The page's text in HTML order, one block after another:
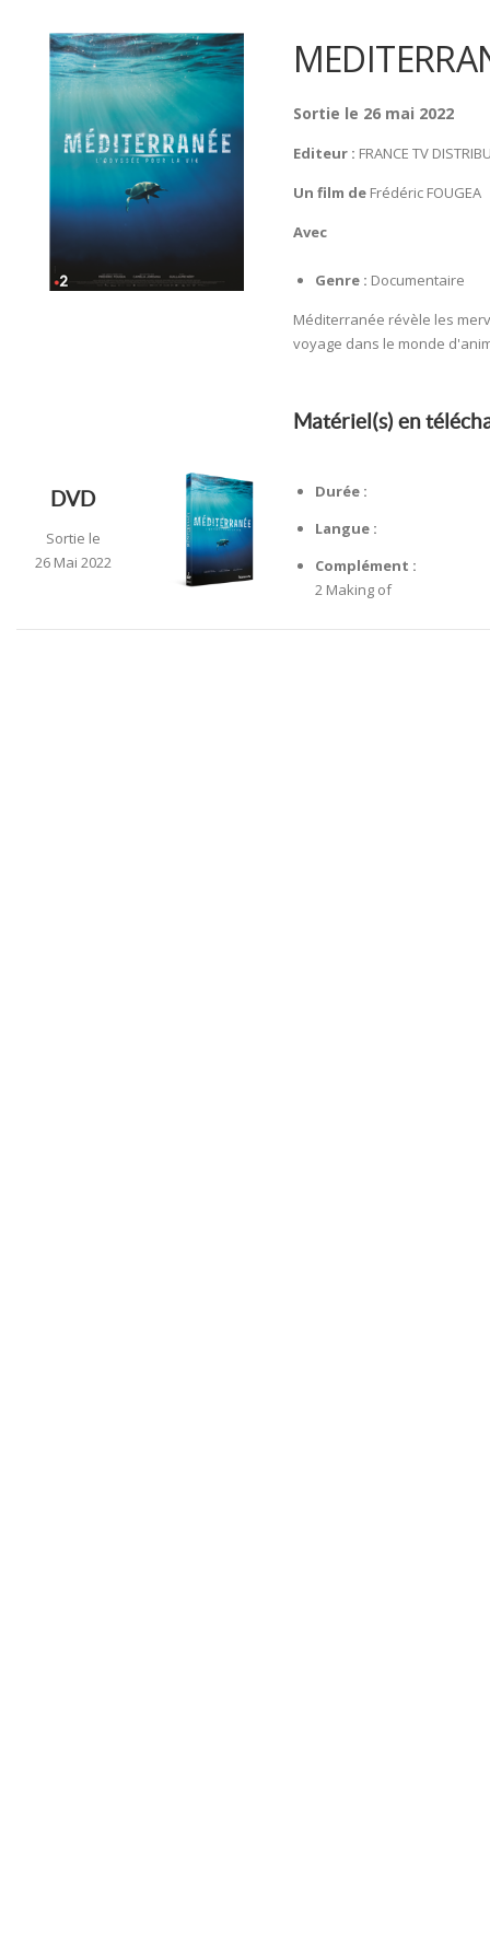
Sortie le 26 mai 2022
Editeur : FRANCE TV
Un film deFrédéric FOUGEA
Avec
Genre : Documentaire
Méditerranée révèle les
voyage dans le monde
Matériel(s) en
DVD
Sortie le
26 Mai 2022
Durée :
Langue :
Complément :
2 Making of